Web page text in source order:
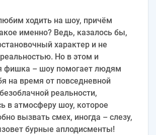
ходить на шоу, причём
именно? Ведь, казалось бы,
характер и не
Но в этом и
фишка – шоу помогает людям
на время от повседневной
реальности,
в атмосферу шоу, которое
вызвать смех, иногда – слезу,
бурные аплодисменты!